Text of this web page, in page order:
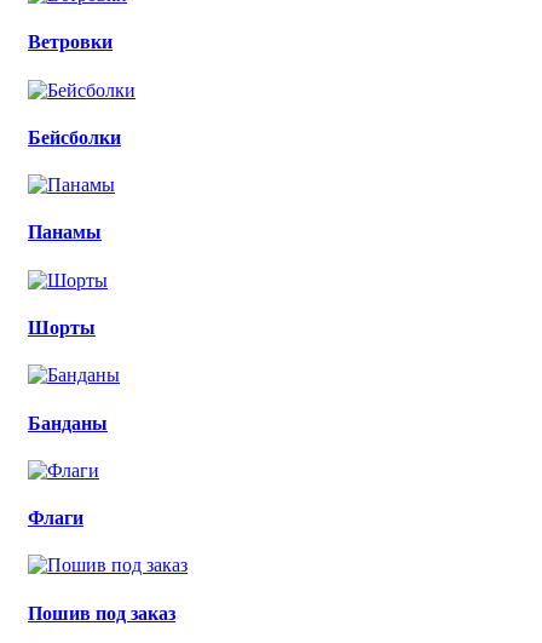
Ветровки
Бейсболки
Панамы
Шорты
Банданы
Флаги
Пошив под заказ